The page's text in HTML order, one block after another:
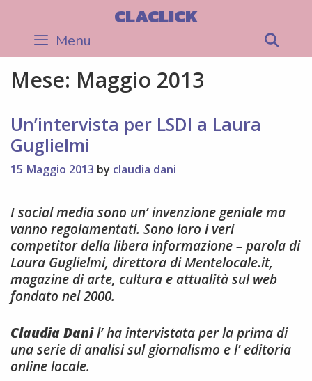
content
CLACLICK
Menu
Mese: Maggio 2013
Un’intervista per LSDI a Laura
Guglielmi
15 Maggio 2013 by claudia dani
I social media sono un’ invenzione geniale ma
vanno regolamentati. Sono loro i veri
competitor della libera informazione – parola di
Laura Guglielmi, direttora di Mentelocale.it,
magazine di arte, cultura e attualità sul web
fondato nel 2000.
Claudia Danil’ ha intervistata per la prima di
una serie di analisi sul giornalismo e l’ editoria
online locale.